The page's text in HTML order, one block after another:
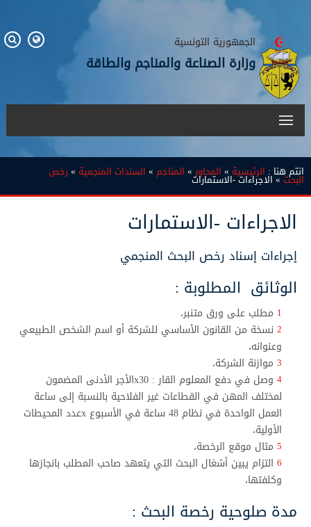
الجمهورية التونسية
وزارة الصناعة والمناجم والطاقة
انتم هنا : الرئيسية» المحاور» المناجم » السندات المنجمية »رخص البحث» الاجراءات -الاستمارات
الاجراءات -الاستمارات
إجراءات إسناد رخص البحث المنجمي
الوثائق المطلوبة :
مطلب على ورق متنبر،
نسخة من القانون الأساسي للشركة أو اسم الشخص الطبيعي
وعنوانه،
موازنة الشركة،
وصل في دفع المعلوم القار : x30الأجر الأدنى المضمون
لمختلف المهن في القطاعات غير الفلاحية بالنسبة إلى ساعة
العمل الواحدة في نظام 48 ساعة في الأسبوع xعدد المحيطات
الأولية،
مثال موقع الرخصة،
التزام يبين أشغال البحث التي يتعهد صاحب المطلب بانجازها
وكلفتها،
مدة صلوحية رخصة البحث :